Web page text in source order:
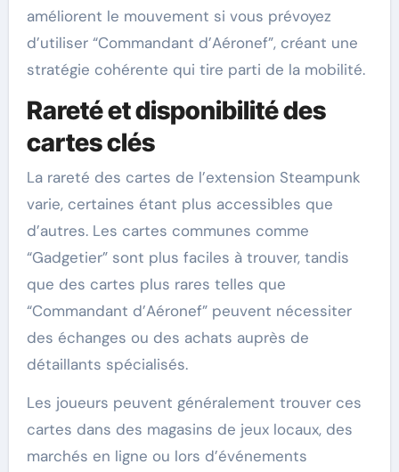
améliorent le mouvement si vous prévoyez
d’utiliser “Commandant d’Aéronef”, créant une
stratégie cohérente qui tire parti de la mobilité.
Rareté et disponibilité des
cartes clés
La rareté des cartes de l’extension Steampunk
varie, certaines étant plus accessibles que
d’autres. Les cartes communes comme
“Gadgetier” sont plus faciles à trouver, tandis
que des cartes plus rares telles que
“Commandant d’Aéronef” peuvent nécessiter
des échanges ou des achats auprès de
détaillants spécialisés.
Les joueurs peuvent généralement trouver ces
cartes dans des magasins de jeux locaux, des
marchés en ligne ou lors d’événements